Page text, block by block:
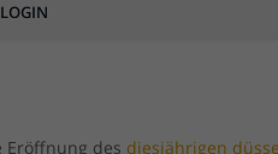
LOGIN
des diesjährigen